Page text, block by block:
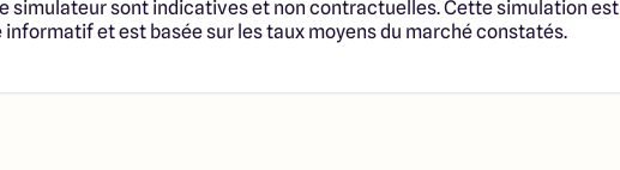
et taxes. Les
sont sélectionnées
en vue de construire une
simulateur sont indicatives et non contractuelles. Cette simulation est
et est basée sur les taux moyens du marché constatés.